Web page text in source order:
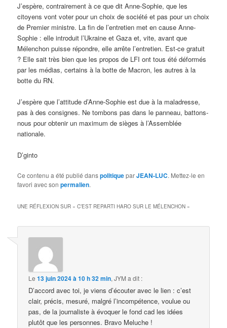
J’espère, contrairement à ce que dit Anne-Sophie, que les
citoyens vont voter pour un choix de société et pas pour un choix
de Premier ministre. La fin de l’entretien met en cause Anne-
Sophie : elle introduit l’Ukraine et Gaza et, vite, avant que
Mélenchon puisse répondre, elle arrête l’entretien. Est-ce gratuit
? Elle sait très bien que les propos de LFI ont tous été déformés
par les médias, certains à la botte de Macron, les autres à la
botte du RN.
J’espère que l’attitude d’Anne-Sophie est due à la maladresse,
pas à des consignes. Ne tombons pas dans le panneau, battons-
nous pour obtenir un maximum de sièges à l’Assemblée
nationale.
D’ginto
Ce contenu a été publié danspolitiqueparJEAN-LUC. Mettez-le en
favori avec sonpermalien.
UNE RÉFLEXION SUR «C’EST REPARTI HARO SUR LE MÉLENCHON »
Le13 juin 2024 à 10 h 32 min,JYM a dit :
D’accord avec toi, je viens d’écouter avec le lien : c’est
clair, précis, mesuré, malgré l’incompétence, voulue ou
pas, de la journaliste à évoquer le fond cad les idées
plutôt que les personnes. Bravo Meluche !